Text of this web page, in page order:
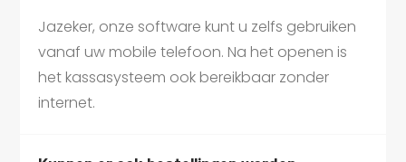
Jazeker, onze software kunt u zelfs gebruiken
vanaf uw mobile telefoon. Na het openen is
het kassasysteem ook bereikbaar zonder
internet.